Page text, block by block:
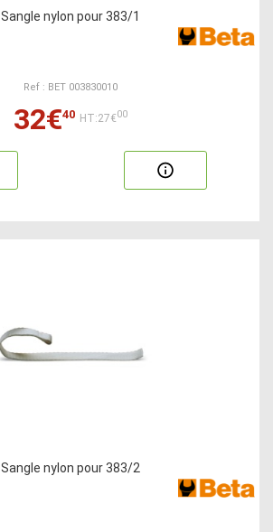
Sangle nylon pour 383/1
Ref : BET 003830010
32€40 HT:27€00
Sangle nylon pour 383/2